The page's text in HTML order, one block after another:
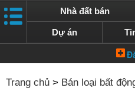
Nhà đất bán
Dự án
Trang chủ > Bán loại bất